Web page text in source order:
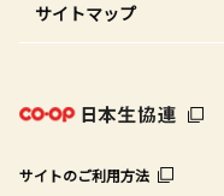
サイトマップ
サイトのご利用方法